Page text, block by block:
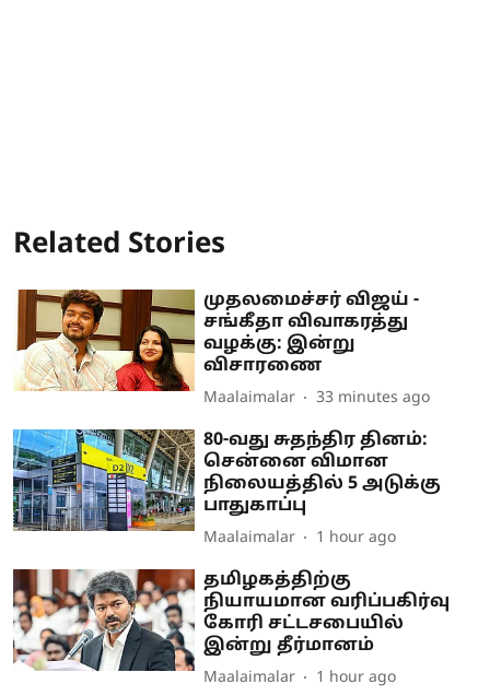
Related Stories
முதலமைச்சர் விஜய் -
சங்கீதா விவாகரத்து
வழக்கு: இன்று
விசாரணை
Maalaimalar 33 minutes ago
80-வது சுதந்திர தினம்:
சென்னை விமான
நிலையத்தில் 5 அடுக்கு
பாதுகாப்பு
Maalaimalar 1 hour ago
தமிழகத்திற்கு
நியாயமான வரிப்பகிர்வு
கோரி சட்டசபையில்
இன்று தீர்மானம்
Maalaimalar 1 hour ago